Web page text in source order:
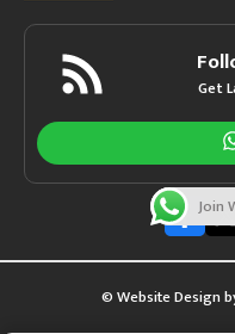
Get
© Website Design
Join